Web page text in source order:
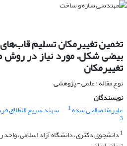
تخمین تغییرمکان تسلیم
بیضی شکل، مورد نیاز در روش
تغییرمکان
نوع مقاله : علمی - پژوهشی
نویسندگان
علیرضا صالحی سده1 سهند سریع الاطلاق
3
1 دانشجوی دکتری، دانشگاه آزاد اسلامی،